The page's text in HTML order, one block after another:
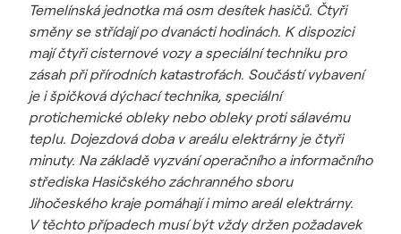
Temelínská jednotka má osm desítek hasičů. Čtyři
směny se střídají po dvanácti hodinách. K dispozici
mají čtyři cisternové vozy a speciální techniku pro
zásah při přírodních katastrofách. Součástí vybavení
je i špičková dýchací technika, speciální
protichemické obleky nebo obleky proti sálavému
teplu. Dojezdová doba v areálu elektrárny je čtyři
minuty. Na základě vyzvání operačního a informačního
střediska Hasičského záchranného sboru
Jihočeského kraje pomáhají i mimo areál elektrárny.
V těchto případech musí být vždy držen požadavek